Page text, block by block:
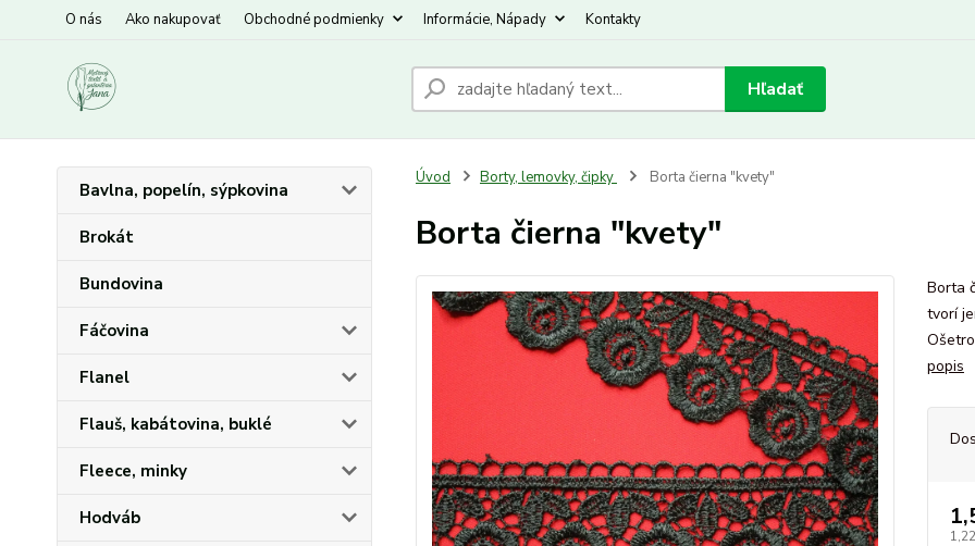
O nás Ako nakupovať Obchodné podmienky Informácie, Nápady Kontakty
Hľadať
Bavlna, popelín, sýpkovina
Brokát
Bundovina
Fáčovina
Flanel
Flauš, kabátovina, buklé
Fleece, minky
Hodváb
Úvod Borty, lemovky, čipky Borta čierna "kvety"
Borta čierna "kvety"
Borta
tvorí
popis